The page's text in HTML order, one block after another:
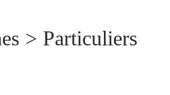
> Particuliers